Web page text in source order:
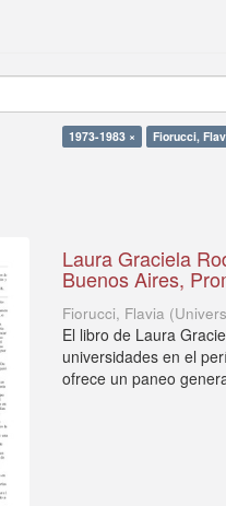
1973-1983 × Fiorucci,
Laura Graciela
Buenos Aires,
Fiorucci, Flavia (
El libro de Laura
universidades en el
ofrece un paneo